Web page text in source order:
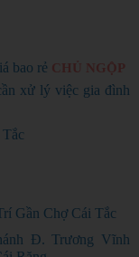
bao rẻ CHỦ NGỘP
xử lý việc gia đình
Gần Chợ Cái Tắc
Đ. Trương Vĩnh